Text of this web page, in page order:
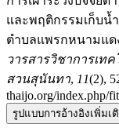
และพฤติกรรมเก็บน้
ตำบลแพรกหนามแด
วารสารวิชาการเท
สวนสุนันทา, 11(2),
thaijo.org/index.php/
รูปแบบการอ้างอิงเพิ่มเ